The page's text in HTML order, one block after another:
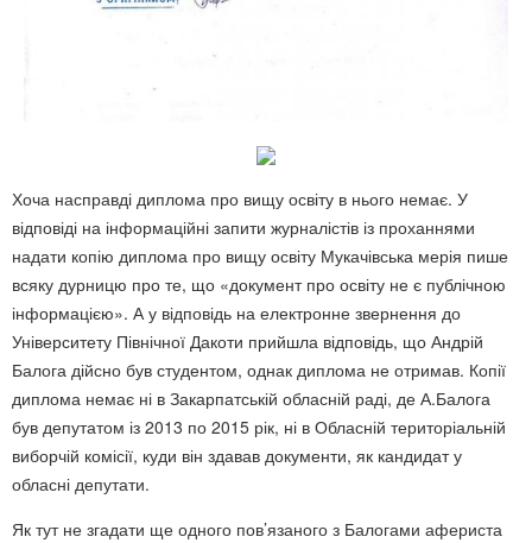
Хоча насправді диплома про вищу освіту в нього немає. У
відповіді на інформаційні запити журналістів із проханнями
надати копію диплома про вищу освіту Мукачівська мерія пише
всяку дурницю про те, що «документ про освіту не є публічною
інформацією». А у відповідь на електронне звернення до
Університету Північної Дакоти прийшла відповідь, що Андрій
Балога дійсно був студентом, однак диплома не отримав. Копії
диплома немає ні в Закарпатській обласній раді, де А.Балога
був депутатом із 2013 по 2015 рік, ні в Обласній територіальній
виборчій комісії, куди він здавав документи, як кандидат у
обласні депутати.
Як тут не згадати ще одного пов’язаного з Балогами афериста